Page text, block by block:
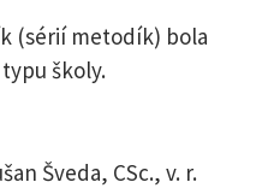
(sérií metodík) bola
školy.
CSc., v. r.